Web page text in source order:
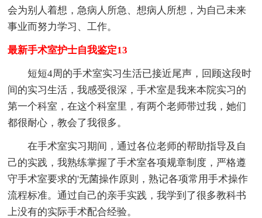
会为别人着想，急病人所急、想病人所想，为自己未来
事业而努力学习、工作。
最新手术室护士自我鉴定13
短短4周的手术室实习生活已接近尾声，回顾这段时
间的实习生活，我感受很深，手术室是我来本院实习的
第一个科室，在这个科室里，有两个老师带过我，她们
都很耐心，教会了我很多。
在手术室实习期间，通过各位老师的帮助指导及自
己的实践，我熟练掌握了手术室各项规章制度，严格遵
守手术室要求的'无菌操作原则，熟记各项常用手术操作
流程标准。通过自己的亲手实践，我学到了很多教科书
上没有的实际手术配合经验。